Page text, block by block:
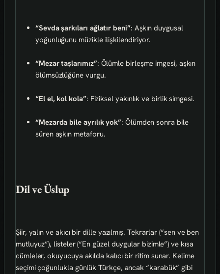
“Sevda şarkıları ağlatır beni”: Aşkın duygusal
yoğunluğunu müzikle ilişkilendiriyor.
“Mezar taşlarımız”: Ölümle birleşme imgesi, aşkın
ölümsüzlüğüne vurgu.
“El el, kol kola”: Fiziksel yakınlık ve birlik simgesi.
“Mezarda bile ayrılık yok”: Ölümden sonra bile
süren aşkın metaforu.
Dil ve Üslup
Şiir, yalın ve akıcı bir dille yazılmış. Tekrarlar (“sen ve ben
mutluyuz”), listeler (“En güzel duygular bizimle”) ve kısa
cümleler, okuyucuya akılda kalıcı bir ritim sunar. Kelime
seçimi çoğunlukla günlük Türkçe, ancak “karabük” gibi